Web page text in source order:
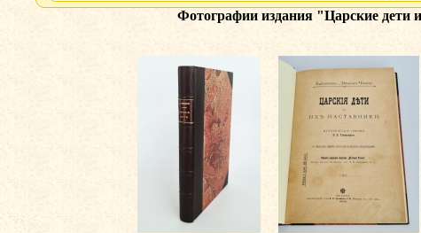
Фотографии издания "Царские дети